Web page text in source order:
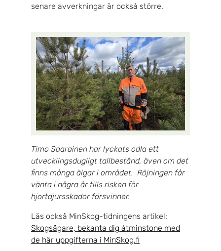
senare avverkningar är också större.
Timo Saarainen har lyckats odla ett
utvecklingsdugligt tallbestånd, även om det
finns många älgar i området. Röjningen får
vänta i några år tills risken för
hjortdjursskador försvinner.
Läs också MinSkog-tidningens artikel:
Skogsägare, bekanta dig åtminstone med
de här uppgifterna i MinSkog.fi